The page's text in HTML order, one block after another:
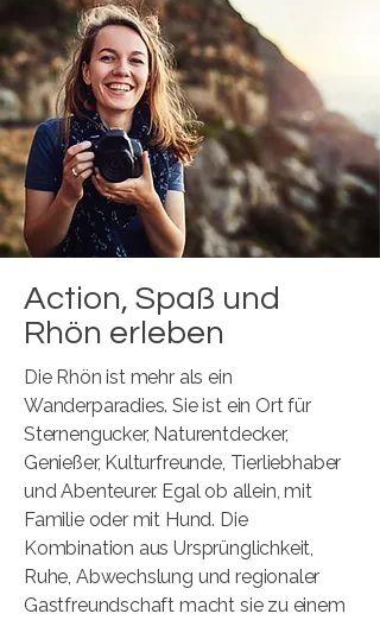
Action, Spaß und
Rhön erleben
Die Rhön ist mehr als ein
Wanderparadies. Sie ist ein Ort für
Sternengucker, Naturentdecker,
Genießer, Kulturfreunde, Tierliebhaber
und Abenteurer. Egal ob allein, mit
Familie oder mit Hund. Die
Kombination aus Ursprünglichkeit,
Ruhe, Abwechslung und regionaler
Gastfreundschaft macht sie zu einem